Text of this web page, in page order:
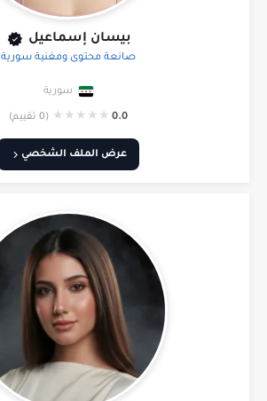
بيسان إسماعيل
صانعة محتوى ومغنية سورية
سورية
0.0
★
★
★
★
★ (0 تقييم)
عرض الملف الشخصي